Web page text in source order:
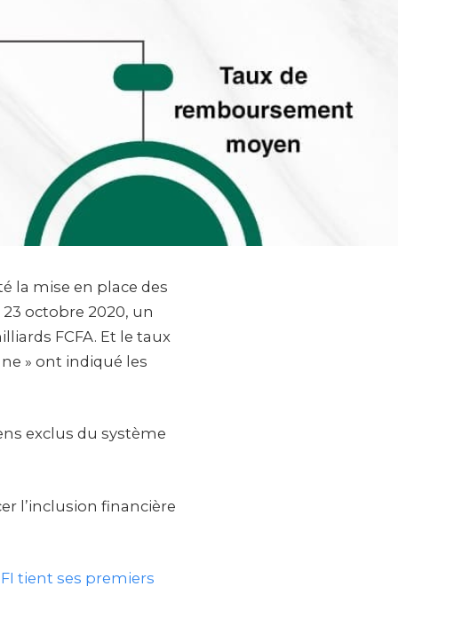
la mise en place des
octobre 2020, un
FCFA. Et le taux
» ont indiqué les
exclus du système
l’inclusion financière
tient ses premiers